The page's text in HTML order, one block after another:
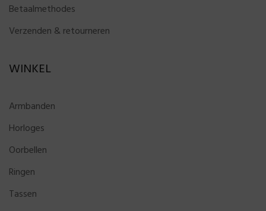
Betaalmethodes
Verzenden & retourneren
WINKEL
Armbanden
Horloges
Oorbellen
Ringen
Tassen